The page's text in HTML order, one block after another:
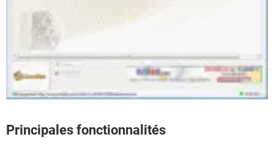
Principales fonctionnalités